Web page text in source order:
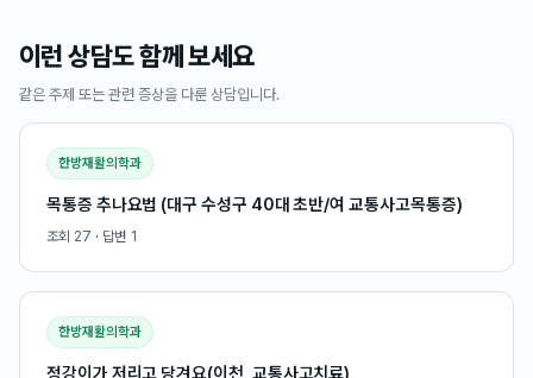
이런 상담도 함께 보세요
같은 주제 또는 관련 증상을 다룬 상담입니다.
한방재활의학과
목통증 추나요법 (대구 수성구 40대 초반/여 교통사고목통증)
조회 27 · 답변 1
한방재활의학과
정강이가 저리고 당겨요(이천, 교통사고치료)